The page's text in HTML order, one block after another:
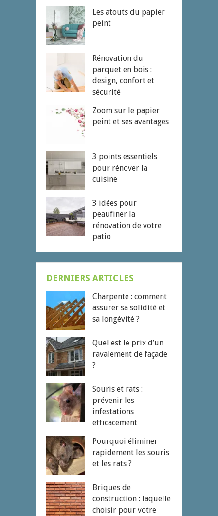
Les atouts du papier
peint
Rénovation du
parquet en bois :
design, confort et
sécurité
Zoom sur le papier
peint et ses avantages
3 points essentiels
pour rénover la
cuisine
3 idées pour
peaufiner la
rénovation de votre
patio
DERNIERS ARTICLES
Charpente : comment
assurer sa solidité et
sa longévité ?
Quel est le prix d’un
ravalement de façade
?
Souris et rats :
prévenir les
infestations
efficacement
Pourquoi éliminer
rapidement les souris
et les rats ?
Briques de
construction : laquelle
choisir pour votre